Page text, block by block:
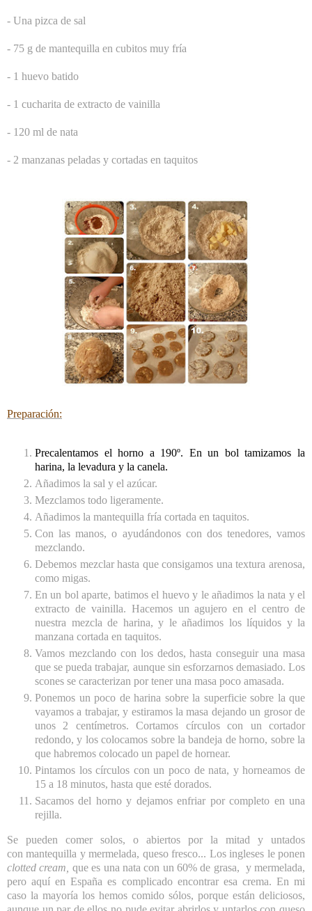
- Una pizca de sal
- 75 g de mantequilla en cubitos muy fría
- 1 huevo batido
- 1 cucharita de extracto de vainilla
- 120 ml de nata
- 2 manzanas peladas y cortadas en taquitos
Preparación:
Precalentamos el horno a 190º. En un bol tamizamos la
harina, la levadura y la canela.
Añadimos la sal y el azúcar.
Mezclamos todo ligeramente.
Añadimos la mantequilla fría cortada en taquitos.
Con las manos, o ayudándonos con dos tenedores, vamos
mezclando.
Debemos mezclar hasta que consigamos una textura arenosa,
como migas.
En un bol aparte, batimos el huevo y le añadimos la nata y el
extracto de vainilla. Hacemos un agujero en el centro de
nuestra mezcla de harina, y le añadimos los líquidos y la
manzana cortada en taquitos.
Vamos mezclando con los dedos, hasta conseguir una masa
que se pueda trabajar, aunque sin esforzarnos demasiado. Los
scones se caracterizan por tener una masa poco amasada.
Ponemos un poco de harina sobre la superficie sobre la que
vayamos a trabajar, y estiramos la masa dejando un grosor de
unos 2 centímetros. Cortamos círculos con un cortador
redondo, y los colocamos sobre la bandeja de horno, sobre la
que habremos colocado un papel de hornear.
Pintamos los círculos con un poco de nata, y horneamos de
15 a 18 minutos, hasta que esté dorados.
Sacamos del horno y dejamos enfriar por completo en una
rejilla.
Se pueden comer solos, o abiertos por la mitad y untados
con mantequilla y mermelada, queso fresco... Los ingleses le ponen
clotted cream, que es una nata con un 60% de grasa, y mermelada,
pero aquí en España es complicado encontrar esa crema. En mi
caso la mayoría los hemos comido sólos, porque están deliciosos,